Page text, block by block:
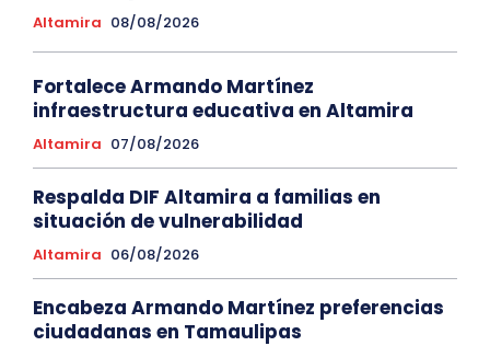
Altamira 08/08/2026
Fortalece Armando Martínez
infraestructura educativa en Altamira
Altamira 07/08/2026
Respalda DIF Altamira a familias en
situación de vulnerabilidad
Altamira 06/08/2026
Encabeza Armando Martínez preferencias
ciudadanas en Tamaulipas